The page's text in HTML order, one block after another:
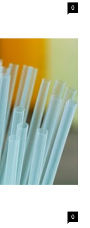
0
0